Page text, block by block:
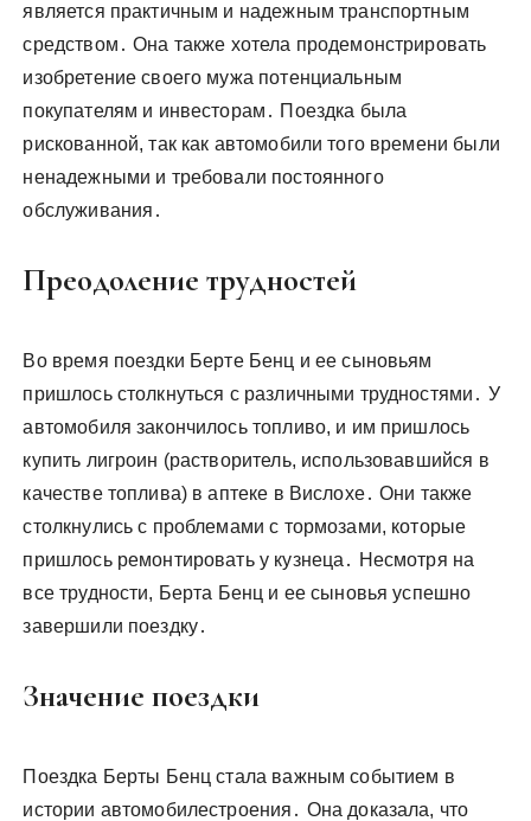
является практичным и надежным транспортным
средством․ Она также хотела продемонстрировать
изобретение своего мужа потенциальным
покупателям и инвесторам․ Поездка была
рискованной, так как автомобили того времени были
ненадежными и требовали постоянного
обслуживания․
Преодоление трудностей
Во время поездки Берте Бенц и ее сыновьям
пришлось столкнуться с различными трудностями․ У
автомобиля закончилось топливо, и им пришлось
купить лигроин (растворитель, использовавшийся в
качестве топлива) в аптеке в Вислохе․ Они также
столкнулись с проблемами с тормозами, которые
пришлось ремонтировать у кузнеца․ Несмотря на
все трудности, Берта Бенц и ее сыновья успешно
завершили поездку․
Значение поездки
Поездка Берты Бенц стала важным событием в
истории автомобилестроения․ Она доказала, что